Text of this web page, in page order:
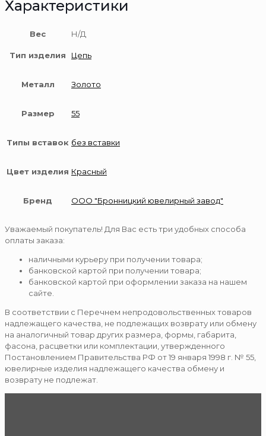
Характеристики
Вес Н/Д
Тип изделия Цепь
Металл Золото
Размер 55
Типы вставок без вставки
Цвет изделия Красный
Бренд ООО "Бронницкий ювелирный завод"
Уважаемый покупатель! Для Вас есть три удобных способа
оплаты заказа:
наличными курьеру при получении товара;
банковской картой при получении товара;
банковской картой при оформлении заказа на нашем
сайте.
В соответствии с Перечнем непродовольственных товаров
надлежащего качества, не подлежащих возврату или обмену
на аналогичный товар других размера, формы, габарита,
фасона, расцветки или комплектации, утвержденного
Постановлением Правительства РФ от 19 января 1998 г. № 55,
ювелирные изделия надлежащего качества обмену и
возврату не подлежат.